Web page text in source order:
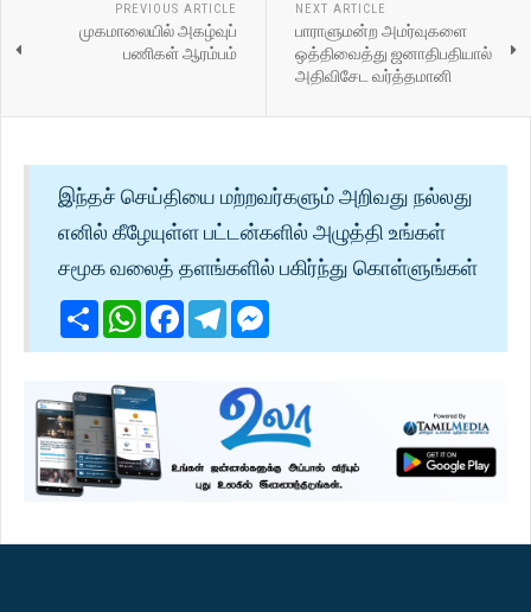
PREVIOUS ARTICLE
முகமாலையில் அகழ்வுப்
பணிகள் ஆரம்பம்
NEXT ARTICLE
பாராளுமன்ற அமர்வுகளை
ஒத்திவைத்து ஜனாதிபதியால்
அதிவிசேட வர்த்தமானி
இந்தச் செய்தியை மற்றவர்களும் அறிவது நல்லது
எனில் கீழேயுள்ள பட்டன்களில் அழுத்தி உங்கள்
சமூக வலைத் தளங்களில் பகிர்ந்து கொள்ளுங்கள்
ShareWhatsApp
Facebook
Telegram